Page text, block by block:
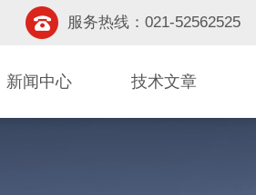
服务热线：021-52562525
新闻中心 技术文章